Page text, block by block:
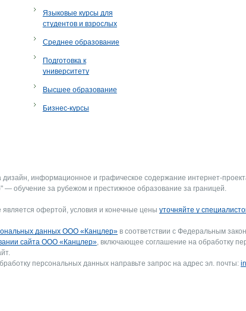
Языковые курсы для
студентов и взрослых
Среднее образование
Подготовка к
университету
Высшее образование
Бизнес-курсы
информационное и графическое содержание интернет-
— обучение за рубежом и престижное образование за границей.
офертой, условия и конечные цены уточняйте у
данных ООО «Канцлер» в соответствии с Федеральным
сайта ООО «Канцлер», включающее соглашение на обработку
персональных данных направьте запрос на адрес эл. почты: